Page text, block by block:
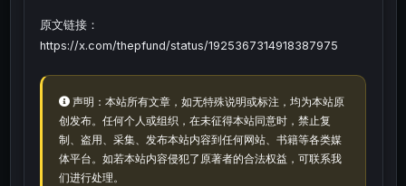
原文链接：
https://x.com/thepfund/status/1925367314918387975
声明：本站所有文章，如无特殊说明或标注，均为本站原
创发布。任何个人或组织，在未征得本站同意时，禁止复
制、盗用、采集、发布本站内容到任何网站、书籍等各类媒
体平台。如若本站内容侵犯了原著者的合法权益，可联系我
们进行处理。